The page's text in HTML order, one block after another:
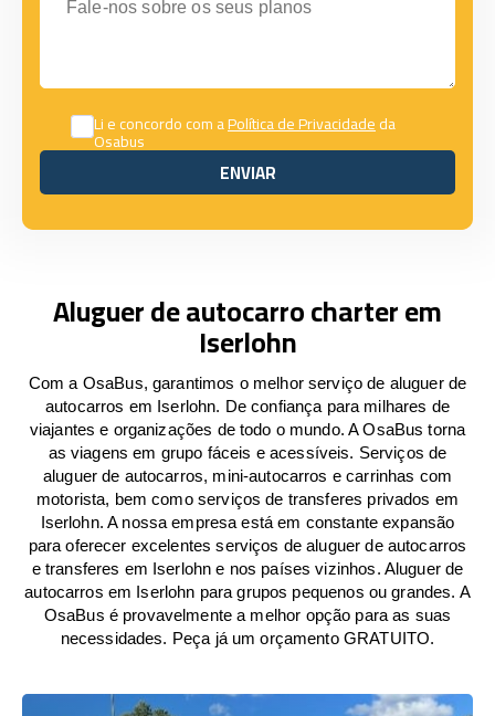
Li e concordo com aPolítica de Privacidadeda
Osabus
ENVIAR
ENVIAR
Aluguer de autocarro charter em
Iserlohn
Com a OsaBus, garantimos o melhor serviço de aluguer de
autocarros em Iserlohn. De confiança para milhares de
viajantes e organizações de todo o mundo. A OsaBus torna
as viagens em grupo fáceis e acessíveis. Serviços de
aluguer de autocarros, mini-autocarros e carrinhas com
motorista, bem como serviços de transferes privados em
Iserlohn. A nossa empresa está em constante expansão
para oferecer excelentes serviços de aluguer de autocarros
e transferes em Iserlohn e nos países vizinhos. Aluguer de
autocarros em Iserlohn para grupos pequenos ou grandes. A
OsaBus é provavelmente a melhor opção para as suas
necessidades. Peça já um orçamento GRATUITO.